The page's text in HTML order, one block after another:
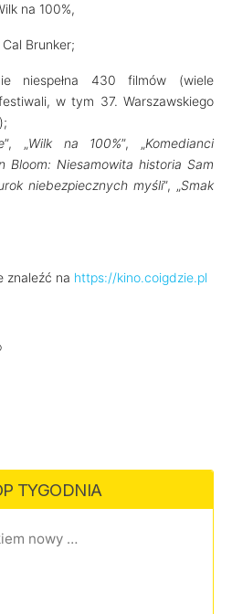
na 100%,
Cal Brunker;
niespełna 430 filmów (wiele
w tym 37. Warszawskiego
”, „Wilk na 100%”, „Komedianci
Bloom: Niesamowita historia Sam
niebezpiecznych myśli”, „Smak
znaleźć na https://kino.coigdzie.pl
TYGODNIA
Spider-Man. Całkiem nowy dzień